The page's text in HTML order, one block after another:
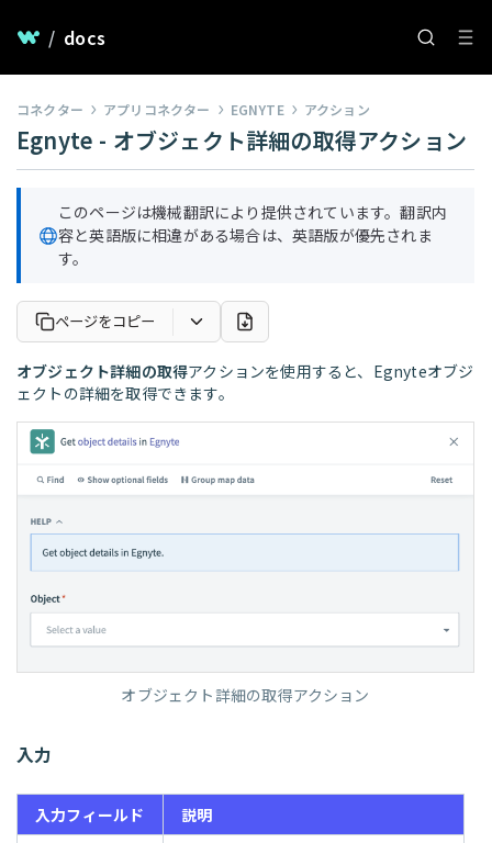
/ docs
コネクター アプリコネクター EGNYTE アクション
Egnyte - オブジェクト詳細の取得アクション
このページは機械翻訳により提供されています。翻訳内
容と英語版に相違がある場合は、英語版が優先されま
す。
ページをコピー
オブジェクト詳細の取得アクションを使用すると、Egnyteオブジ
ェクトの詳細を取得できます。
オブジェクト詳細の取得アクション
入力
入力フィールド 説明